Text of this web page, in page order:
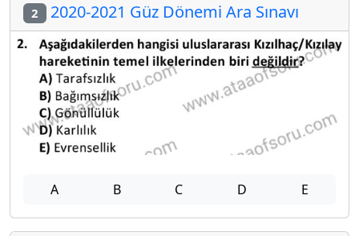
2 2020-2021 Güz Dönemi Ara Sınavı
A B C D E